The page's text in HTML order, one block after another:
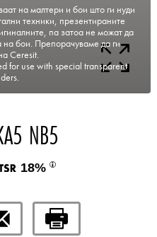
на малтери и бои што ги нуди
техники, презентираните
па затоа не можат да
на бои. Препорачуваме да ги
Ceresit.
for use with special transparent
NB5
18%